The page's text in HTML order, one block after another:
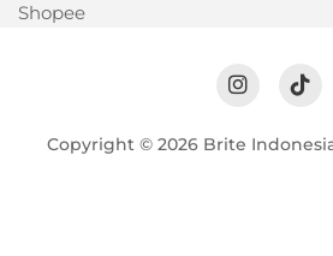
Shopee
Copyright © 2026 Brite